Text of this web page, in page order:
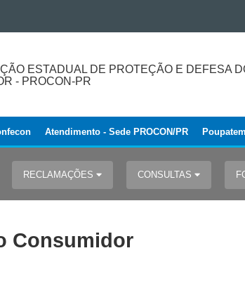
ESTADUAL DE PROTEÇÃO E DEFESA
- PROCON-PR
Atendimento - Sede PROCON/PR
RECLAMAÇÕES CONSULTAS
Consumidor